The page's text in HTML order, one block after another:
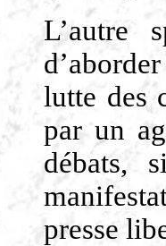
L’autre
lutte des
par un
débats,
presse